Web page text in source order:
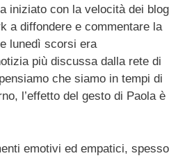
iniziato con la velocità dei blog
a diffondere e commentare la
lunedì scorsi era
più discussa dalla rete di
che siamo in tempi di
l’effetto del gesto di Paola è
emotivi ed empatici, spesso